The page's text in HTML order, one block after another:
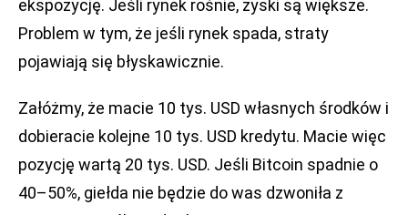
ekspozycję. Jeśli rynek rośnie, zyski są większe.
Problem w tym, że jeśli rynek spada, straty
pojawiają się błyskawicznie.
Załóżmy, że macie 10 tys. USD własnych środków i
dobieracie kolejne 10 tys. USD kredytu. Macie więc
pozycję wartą 20 tys. USD. Jeśli Bitcoin spadnie o
40–50%, giełda nie będzie do was dzwoniła z